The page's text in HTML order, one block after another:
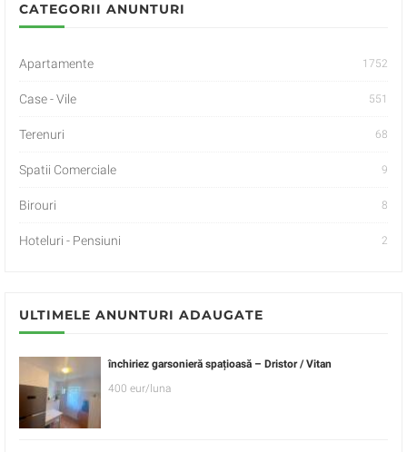
CATEGORII ANUNTURI
Apartamente 1752
Case - Vile 551
Terenuri 68
Spatii Comerciale 9
Birouri 8
Hoteluri - Pensiuni 2
ULTIMELE ANUNTURI ADAUGATE
închiriez garsonieră spațioasă – Dristor / Vitan
400 eur/luna